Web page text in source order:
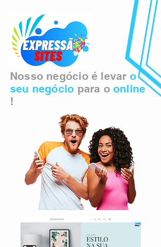
Nosso negócio é levar o
seu negócio para o online
!